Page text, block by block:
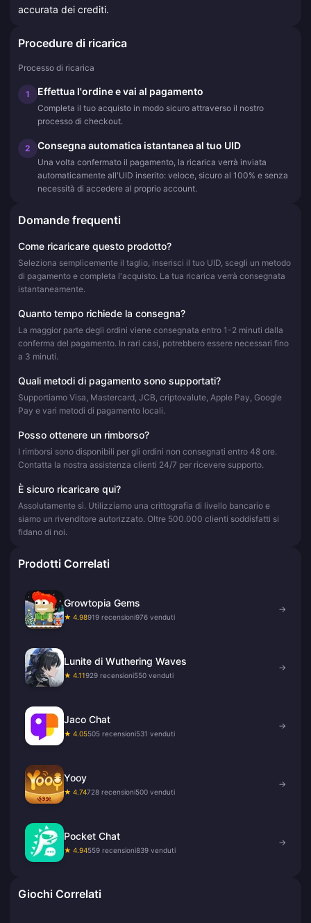
accurata dei crediti.
Procedure di ricarica
Processo di ricarica
1 Effettua l'ordine e vai al pagamento
Completa il tuo acquisto in modo sicuro attraverso il nostro
processo di checkout.
2 Consegna automatica istantanea al tuo UID
Una volta confermato il pagamento, la ricarica verrà inviata
automaticamente all'UID inserito: veloce, sicuro al 100% e senza
necessità di accedere al proprio account.
Domande frequenti
Come ricaricare questo prodotto?
Seleziona semplicemente il taglio, inserisci il tuo UID, scegli un metodo
di pagamento e completa l'acquisto. La tua ricarica verrà consegnata
istantaneamente.
Quanto tempo richiede la consegna?
La maggior parte degli ordini viene consegnata entro 1-2 minuti dalla
conferma del pagamento. In rari casi, potrebbero essere necessari fino
a 3 minuti.
Quali metodi di pagamento sono supportati?
Supportiamo Visa, Mastercard, JCB, criptovalute, Apple Pay, Google
Pay e vari metodi di pagamento locali.
Posso ottenere un rimborso?
I rimborsi sono disponibili per gli ordini non consegnati entro 48 ore.
Contatta la nostra assistenza clienti 24/7 per ricevere supporto.
È sicuro ricaricare qui?
Assolutamente sì. Utilizziamo una crittografia di livello bancario e
siamo un rivenditore autorizzato. Oltre 500.000 clienti soddisfatti si
fidano di noi.
Prodotti Correlati
Growtopia Gems
★ 4.98919 recensioni976 venduti
→
Lunite di Wuthering Waves
★ 4.11929 recensioni550 venduti
→
Jaco Chat
★ 4.05505 recensioni531 venduti
→
Yooy
★ 4.74728 recensioni500 venduti
→
Pocket Chat
★ 4.94559 recensioni839 venduti
→
Giochi Correlati